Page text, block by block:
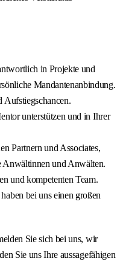
in Projekte und
Mandantenanbindung.
Aufstiegschancen.
unterstützen und in Ihrer
Partnern und Associates,
Anwältinnen und Anwälten.
und kompetenten Team.
bei uns einen großen
Sie sich bei uns, wir
Sie uns Ihre aussagefähigen